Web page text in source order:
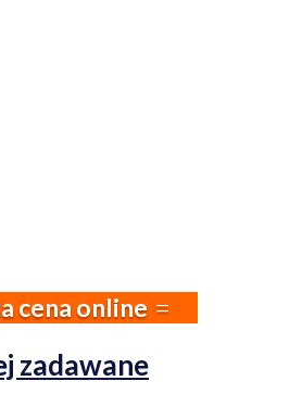
cena online
zadawane